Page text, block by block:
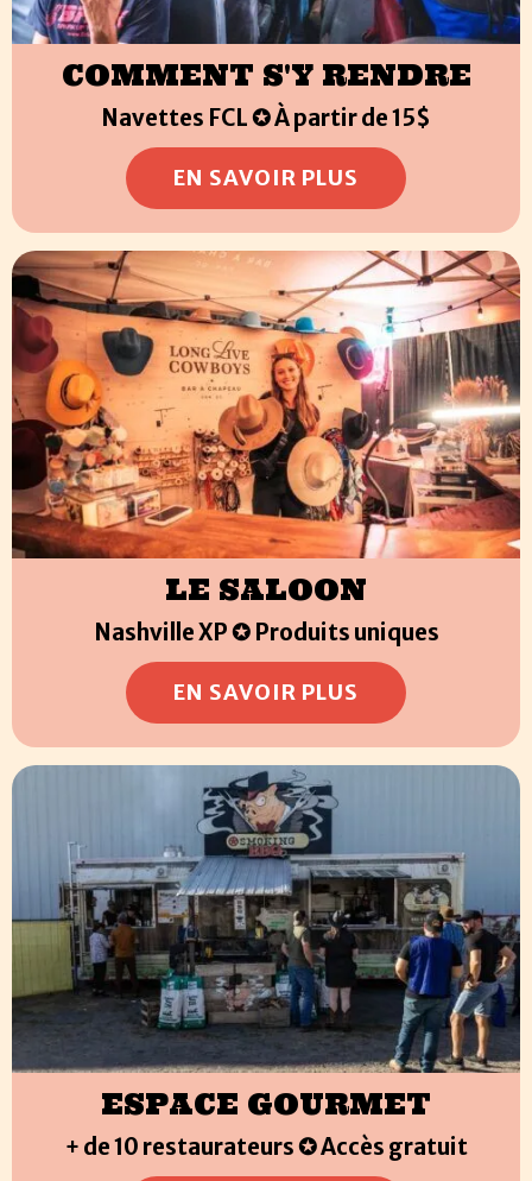
COMMENT S'Y RENDRE
Navettes FCL ✪ À partir de 15$
EN SAVOIR PLUS
LE SALOON
Nashville XP ✪ Produits uniques
EN SAVOIR PLUS
ESPACE GOURMET
+ de 10 restaurateurs ✪ Accès gratuit